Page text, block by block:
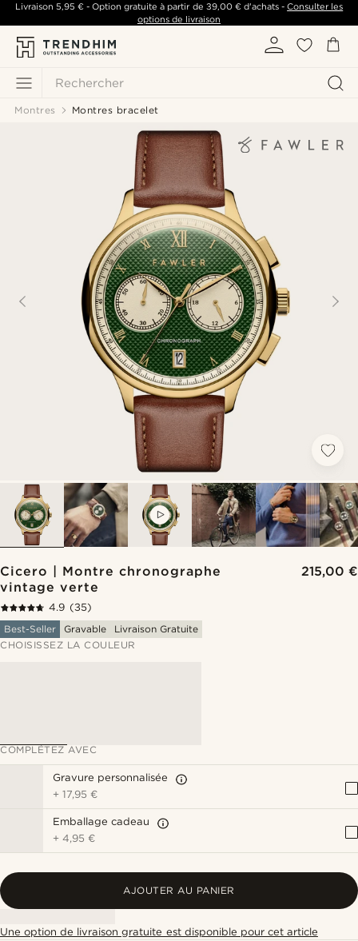
Rechercher
Livraison 5,95 €- Option gratuite à partir de 39,00 €d'achats -Consulter les
options de livraison
Montres Montres bracelet
Cicero | Montre chronographe
vintage verte
215,00 €
4.9 (35)
Best-Seller
Gravable
Livraison Gratuite
CHOISISSEZ LA COULEUR
COMPLÉTEZ AVEC
Gravure personnalisée
+17,95 €
Emballage cadeau
+4,95 €
AJOUTER AU PANIER
Une option de livraison gratuite est disponible pour cet article